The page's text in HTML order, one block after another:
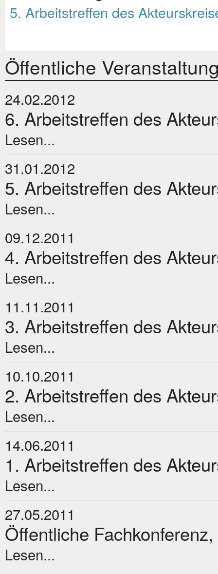
5. Arbeitstreffen des
Öffentliche
24.02.2012
6. Arbeitstreffen des
Lesen...
31.01.2012
5. Arbeitstreffen des
Lesen...
09.12.2011
4. Arbeitstreffen des
Lesen...
11.11.2011
3. Arbeitstreffen des
Lesen...
10.10.2011
2. Arbeitstreffen des
Lesen...
14.06.2011
1. Arbeitstreffen des
Lesen...
27.05.2011
Öffentliche
Lesen...